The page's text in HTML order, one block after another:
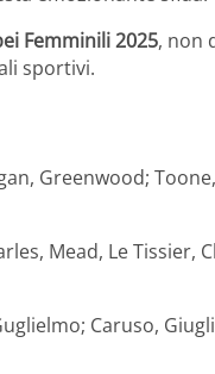
Femminili 2025, non
sportivi.
Greenwood; Toone,
Mead, Le Tissier,
Caruso,